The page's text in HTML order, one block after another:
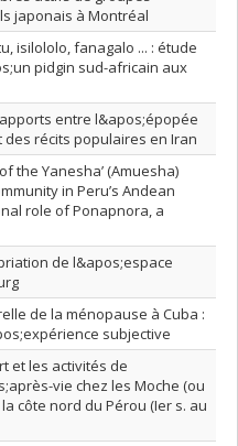
japonais à Montréal
isilololo, fanagalo ... : étude
pidgin sud-africain aux
entre l&apos;épopée
récits populaires en Iran
the Yanesha’ (Amuesha)
in Peru’s Andean
role of Ponapnora, a
de l&apos;espace
de la ménopause à Cuba :
subjective
et les activités de
vie chez les Moche (ou
côte nord du Pérou (Ier s. au